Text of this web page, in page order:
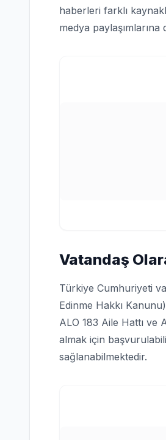
haberleri farklı
medya
Vatandaş
Türkiye Cumhuriyeti
Edinme Hakkı
ALO 183 Aile Hattı ve
almak için
sağlanabilmektedir.